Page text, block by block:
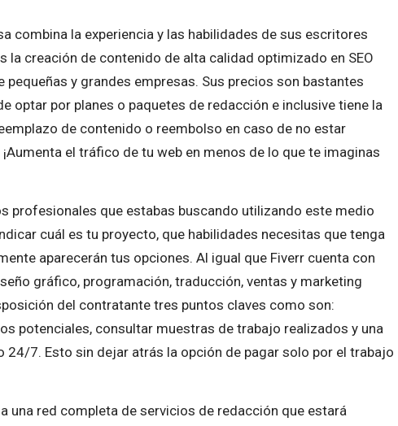
combina la experiencia y las habilidades de sus escritores
la creación de contenido de alta calidad optimizado en SEO
pequeñas y grandes empresas. Sus precios son bastantes
optar por planes o paquetes de redacción e inclusive tiene la
de contenido o reembolso en caso de no estar
el tráfico de tu web en menos de lo que te imaginas
profesionales que estabas buscando utilizando este medio
cuál es tu proyecto, que habilidades necesitas que tenga
aparecerán tus opciones. Al igual que Fiverr cuenta con
gráfico, programación, traducción, ventas y marketing
del contratante tres puntos claves como son:
potenciales, consultar muestras de trabajo realizados y una
24/7. Esto sin dejar atrás la opción de pagar solo por el trabajo
una red completa de servicios de redacción que estará